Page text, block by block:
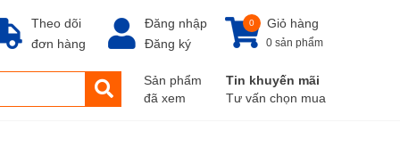
Theo dõi
đơn hàng
Đăng nhập
Đăng ký
Giỏ hàng
0
0 sản phẩm
Sản phẩm
đã xem
Tin khuyến mãi
Tư vấn chọn mua